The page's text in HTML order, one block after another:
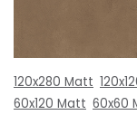
120x280 Matt
60x120 Matt 60x60